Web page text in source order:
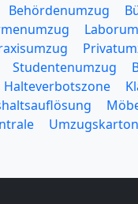
Behördenumzug
Studentenumzug
Halteverbotszone